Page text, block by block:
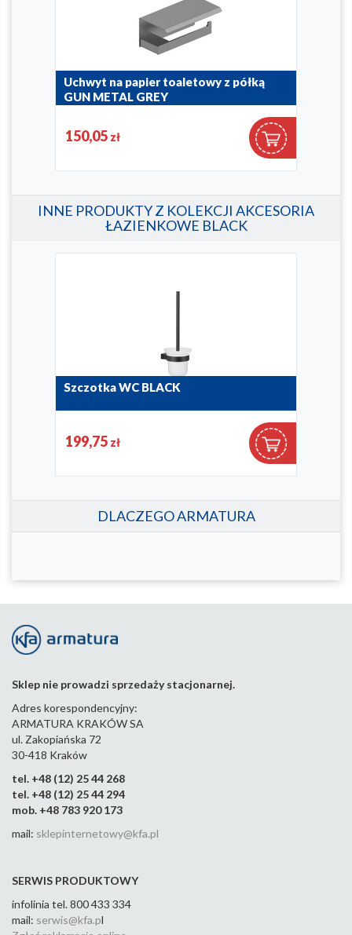
Uchwyt na papier toaletowy z półką
GUN METAL GREY
150,05 zł
INNE PRODUKTY Z KOLEKCJI AKCESORIA
ŁAZIENKOWE BLACK
Szczotka WC BLACK
199,75 zł
DLACZEGO ARMATURA
Sklep nie prowadzi sprzedaży stacjonarnej.
Adres korespondencyjny:
ARMATURA KRAKÓW SA
ul. Zakopiańska 72
30-418 Kraków
tel. +48 (12) 25 44 268
tel. +48 (12) 25 44 294
mob. +48 783 920 173
mail: sklepinternetowy@kfa.pl
SERWIS PRODUKTOWY
infolinia tel. 800 433 334
mail: serwis@kfa.pl